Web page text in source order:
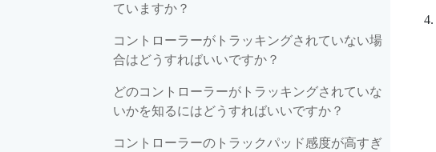
ていますか？
コントローラーがトラッキングされていない場
合はどうすればいいですか？
どのコントローラーがトラッキングされていな
いかを知るにはどうすればいいですか？
コントローラーのトラックパッド感度が高すぎ